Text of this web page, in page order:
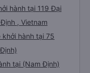
hành tại 119 Đại
, Vietnam
khởi hành tại 75
tại (Nam Định)